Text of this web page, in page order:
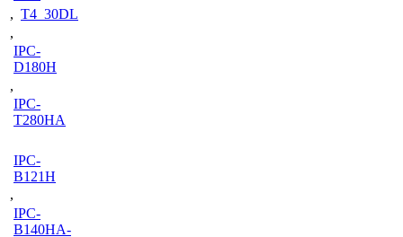
, T4_30DL
,
IPC-
D180H
,
IPC-
T280HA
IPC-
B121H
,
IPC-
B140HA-